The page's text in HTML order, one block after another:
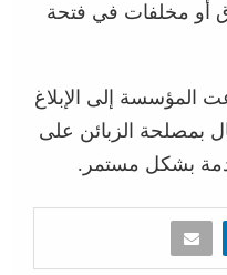
أو مخلفات في فتحة
إلى الإبلاغ
بمصلحة الزبائن على